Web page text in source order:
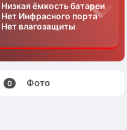
Низкая ёмкость батареи
Нет Инфрасного порта
Нет влагозащиты
0 Фото